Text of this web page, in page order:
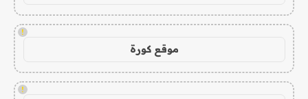
!
موقع كورة
!